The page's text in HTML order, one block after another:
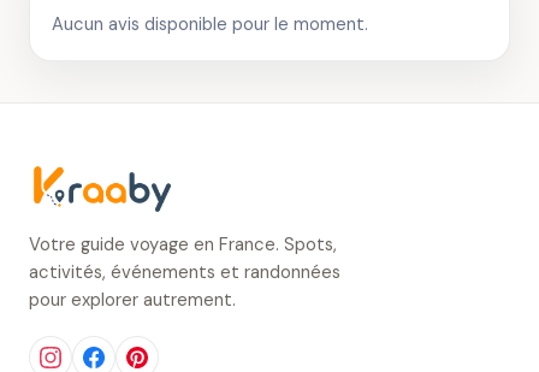
Aucun avis disponible pour le moment.
Votre guide voyage en France. Spots,
activités, événements et randonnées
pour explorer autrement.